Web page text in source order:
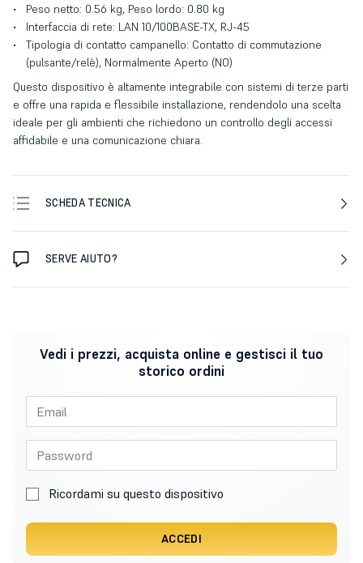
Peso netto: 0.56 kg, Peso lordo: 0.80 kg
Interfaccia di rete: LAN 10/100BASE-TX, RJ-45
Tipologia di contatto campanello: Contatto di commutazione
(pulsante/relè), Normalmente Aperto (NO)
Questo dispositivo è altamente integrabile con sistemi di terze parti
e offre una rapida e flessibile installazione, rendendolo una scelta
ideale per gli ambienti che richiedono un controllo degli accessi
affidabile e una comunicazione chiara.
SCHEDA TECNICA
SERVE AIUTO?
Vedi i prezzi, acquista online e gestisci il tuo
storico ordini
Ricordami su questo dispositivo
ACCEDI